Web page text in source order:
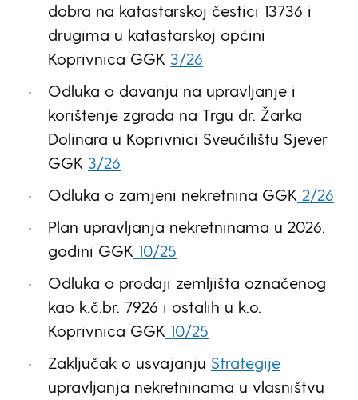
dobra na katastarskoj čestici 13736 i
drugima u katastarskoj općini
Koprivnica GGK 3/26
Odluka o davanju na upravljanje i
korištenje zgrada na Trgu dr. Žarka
Dolinara u Koprivnici Sveučilištu Sjever
GGK 3/26
Odluka o zamjeni nekretnina GGK 2/26
Plan upravljanja nekretninama u 2026.
godini GGK 10/25
Odluka o prodaji zemljišta označenog
kao k.č.br. 7926 i ostalih u k.o.
Koprivnica GGK 10/25
Zaključak o usvajanju Strategije
upravljanja nekretninama u vlasništvu